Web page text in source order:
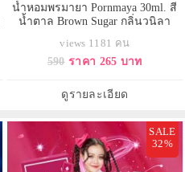
น้ำหอมพรมายา Pornmaya 30ml. สี
น้ำตาล Brown Sugar กลิ่นวนิลา
Unisexใช้ได้ทั้งชายและหญิง
views 1181 คน
590 ราคา 265 บาท
ดูรายละเอียด
SALE
32%